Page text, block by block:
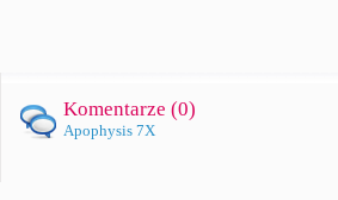
Komentarze (0)
Apophysis 7X